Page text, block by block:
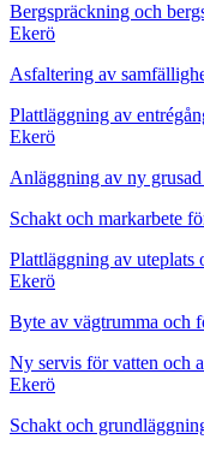
Bergspräckning och
Ekerö
Asfaltering av
Plattläggning av
Ekerö
Anläggning av ny
Schakt och markarbete
Plattläggning av uteplats
Ekerö
Byte av vägtrumma och
Ny servis för vatten och
Ekerö
Schakt och